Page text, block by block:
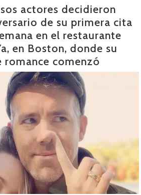
actores decidieron
de su primera cita
en el restaurante
en Boston, donde su
romance comenzó